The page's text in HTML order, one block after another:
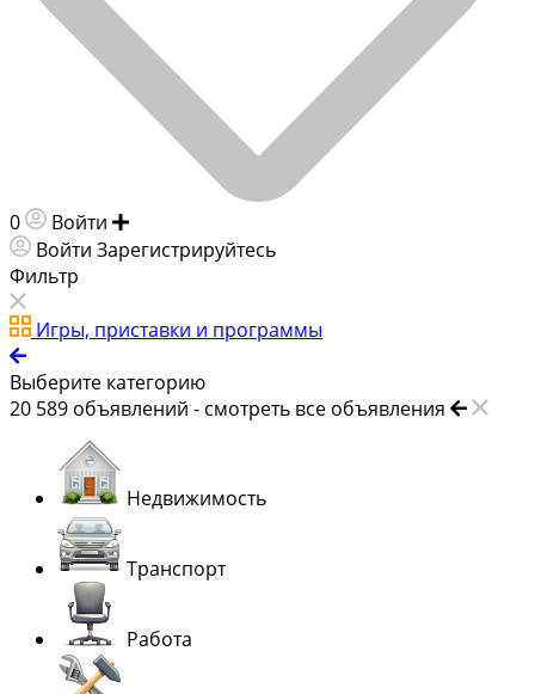
0 Войти
Войти Зарегистрируйтесь
Фильтр
Игры, приставки и программы
Выберите категорию
20 589 объявлений - смотреть все объявления
Недвижимость
Транспорт
Работа